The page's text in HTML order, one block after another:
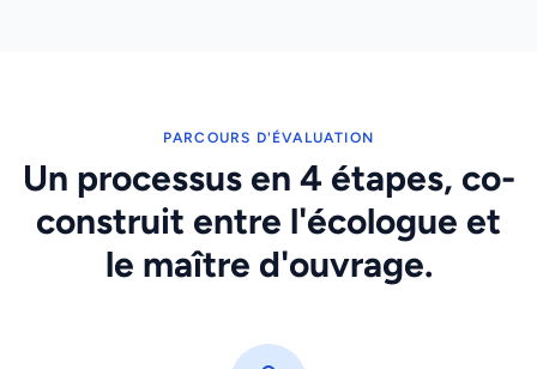
PARCOURS D'ÉVALUATION
Un processus en 4 étapes, co-
construit entre l'écologue et
le maître d'ouvrage.